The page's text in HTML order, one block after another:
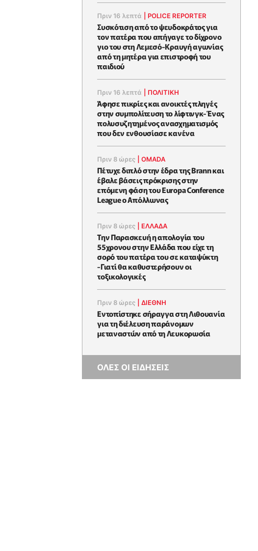
Πριν 16 λεπτά POLICE REPORTER
Συσκότιση από το ψευδοκράτος για
τον πατέρα που απήγαγε το δίχρονο
γιο του στη Λεμεσό-Κραυγή αγωνίας
από τη μητέρα για επιστροφή του
παιδιού
Πριν 16 λεπτά ΠΟΛΙΤΙΚΗ
Άφησε πικρίες και ανοικτές πληγές
στην συμπολίτευση το λίφτινγκ-Ένας
πολυσυζητημένος ανασχηματισμός
που δεν ενθουσίασε κανένα
Πριν 8 ώρες |OMADA
Πέτυχε διπλό στην έδρα της Brann και
έβαλε βάσεις πρόκρισης στην
επόμενη φάση του Europa Conference
League ο Απόλλωνας
Πριν 8 ώρες ΕΛΛΑΔΑ
Την Παρασκευή η απολογία του
55χρονου στην Ελλάδα που είχε τη
σορό του πατέρα του σε καταψύκτη
-Γιατί θα καθυστερήσουν οι
τοξικολογικές
Πριν 8 ώρες |ΔΙΕΘΝΗ
Εντοπίστηκε σήραγγα στη Λιθουανία
για τη διέλευση παράνομων
μεταναστών από τη Λευκορωσία
ΟΛΕΣ ΟΙ ΕΙΔΗΣΕΙΣ